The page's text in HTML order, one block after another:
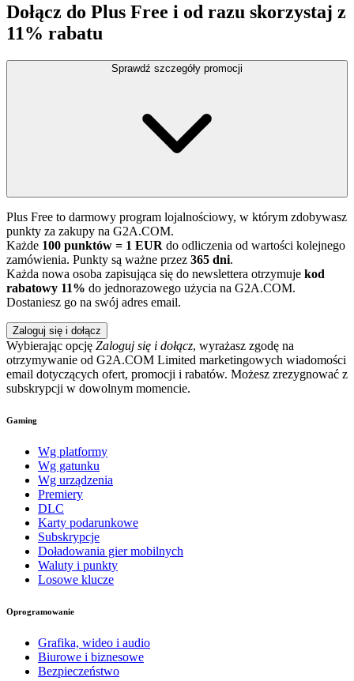
Dołącz do Plus Free i od razu skorzystaj z
11% rabatu
Sprawdź szczegóły promocji
Plus Free to darmowy program lojalnościowy, w którym zdobywasz
punkty za zakupy na G2A.COM.
Każde 100 punktów = 1 EUR do odliczenia od wartości kolejnego
zamówienia. Punkty są ważne przez 365 dni.
Każda nowa osoba zapisująca się do newslettera otrzymuje kod
rabatowy 11% do jednorazowego użycia na G2A.COM.
Dostaniesz go na swój adres email.
Zaloguj się i dołącz
Wybierając opcję Zaloguj się i dołącz, wyrażasz zgodę na
otrzymywanie od G2A.COM Limited marketingowych wiadomości
email dotyczących ofert, promocji i rabatów. Możesz zrezygnować z
subskrypcji w dowolnym momencie.
Gaming
Wg platformy
Wg gatunku
Wg urządzenia
Premiery
DLC
Karty podarunkowe
Subskrypcje
Doładowania gier mobilnych
Waluty i punkty
Losowe klucze
Oprogramowanie
Grafika, wideo i audio
Biurowe i biznesowe
Bezpieczeństwo